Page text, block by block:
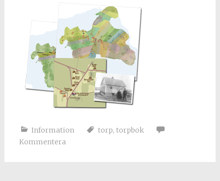
Information torp, torpbok
Kommentera